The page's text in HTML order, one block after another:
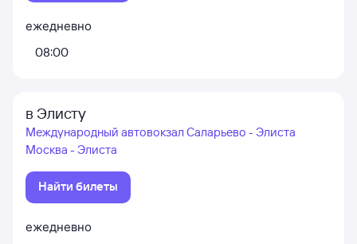
ежедневно
08:00
в Элисту
Международный автовокзал Саларьево - Элиста
Москва - Элиста
Найти билеты
ежедневно